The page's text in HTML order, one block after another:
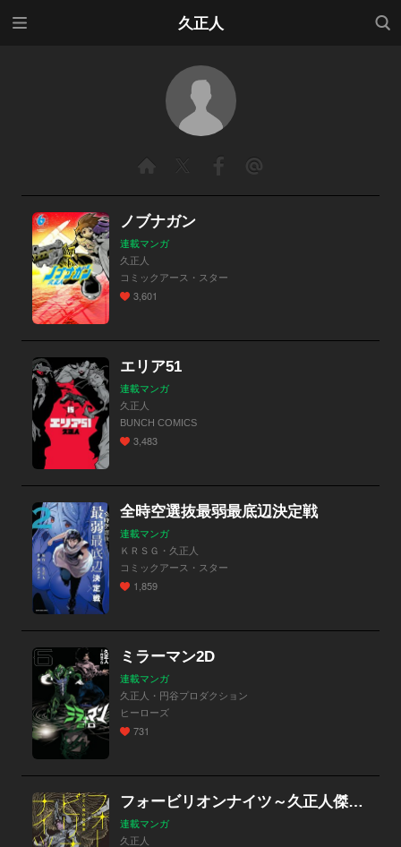
久正人
検索
ノブナガン
連載マンガ
久正人
コミックアース・スター
3,601
エリア51
連載マンガ
久正人
BUNCH COMICS
3,483
全時空選抜最弱最底辺決定戦
連載マンガ
ＫＲＳＧ・久正人
コミックアース・スター
1,859
ミラーマン2D
連載マンガ
久正人・円谷プロダクション
ヒーローズ
731
フォービリオンナイツ～久正人傑作短編集～
連載マンガ
久正人